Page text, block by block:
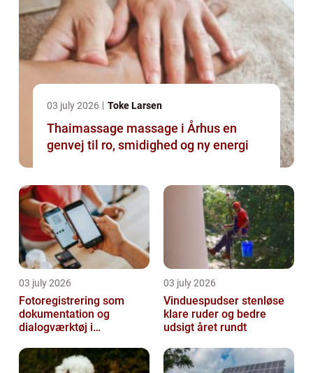
03 july 2026 Toke Larsen
Thaimassage massage i Århus en
genvej til ro, smidighed og ny energi
03 july 2026
Fotoregistrering som
dokumentation og
dialogværktøj i
03 july 2026
Vinduespudser stenløse
klare ruder og bedre
udsigt året rundt